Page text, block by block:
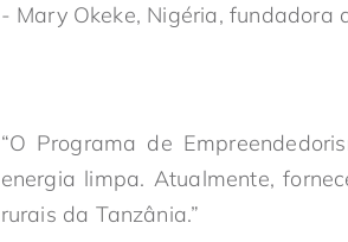
- Mary Okeke, Nigéria, fundadora
“O Programa de
energia limpa. Atualmente,
rurais da Tanzânia.”